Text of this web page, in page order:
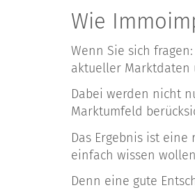
Wie
Wenn Sie sich
aktueller Marktdaten
Dabei werden nicht
Marktumfeld
Das Ergebnis ist
einfach wissen
Denn eine gute